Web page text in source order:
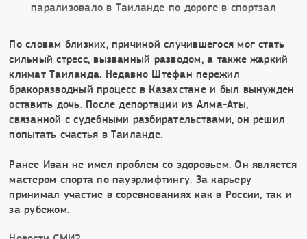
По словам близких, причиной случившегося мог стать
сильный стресс, вызванный разводом, а также жаркий
климат Таиланда. Недавно Штефан пережил
бракоразводный процесс в Казахстане и был вынужден
оставить дочь. После депортации из Алма-Аты,
связанной с судебными разбирательствами, он решил
попытать счастья в Таиланде.
Ранее Иван не имел проблем со здоровьем. Он является
мастером спорта по пауэрлифтингу. За карьеру
принимал участие в соревнованиях как в России, так и
за рубежом.